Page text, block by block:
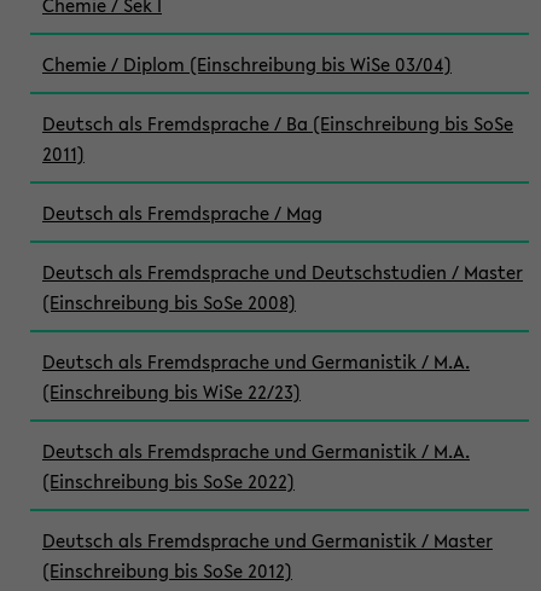
Chemie / Diplom (Einschreibung bis WiSe 03/04)
Deutsch als Fremdsprache / Ba (Einschreibung bis SoSe
2011)
Deutsch als Fremdsprache / Mag
Deutsch als Fremdsprache und Deutschstudien / Master
(Einschreibung bis SoSe 2008)
Deutsch als Fremdsprache und Germanistik / M.A.
(Einschreibung bis WiSe 22/23)
Deutsch als Fremdsprache und Germanistik / M.A.
(Einschreibung bis SoSe 2022)
Deutsch als Fremdsprache und Germanistik / Master
(Einschreibung bis SoSe 2012)